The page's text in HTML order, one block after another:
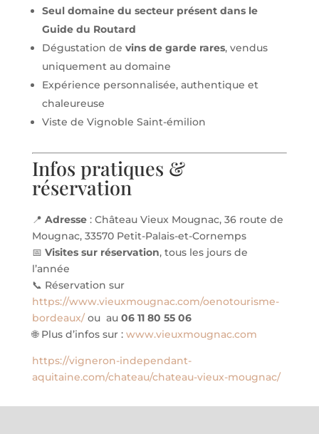
Seul domaine du secteur présent dans le
Guide du Routard
Dégustation de vins de garde rares, vendus
uniquement au domaine
Expérience personnalisée, authentique et
chaleureuse
Viste de Vignoble Saint-émilion
Infos pratiques &
réservation
📍 Adresse: Château Vieux Mougnac, 36 route de
Mougnac, 33570 Petit-Palais-et-Cornemps
📅 Visites sur réservation, tous les jours de
l’année
📞 Réservation sur
https://www.vieuxmougnac.com/oenotourisme-
bordeaux/ou au 06 11 80 55 06
🌐 Plus d’infos sur : www.vieuxmougnac.com
https://vigneron-independant-
aquitaine.com/chateau/chateau-vieux-mougnac/